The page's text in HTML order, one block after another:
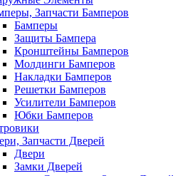
Запчасти Бамперов
Бамперы
Защиты Бампера
Кронштейны Бамперов
Молдинги Бамперов
Накладки Бамперов
Решетки Бамперов
Усилители Бамперов
Юбки Бамперов
Запчасти Дверей
Двери
Замки Дверей